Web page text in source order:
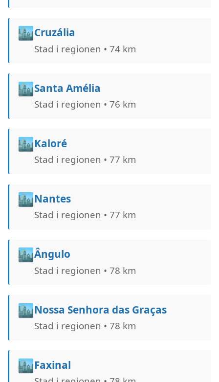
🏙️Cruzália
Stad i regionen • 74 km
🏙️Santa Amélia
Stad i regionen • 76 km
🏙️Kaloré
Stad i regionen • 77 km
🏙️Nantes
Stad i regionen • 77 km
🏙️Ângulo
Stad i regionen • 78 km
🏙️Nossa Senhora das Graças
Stad i regionen • 78 km
🏙️Faxinal